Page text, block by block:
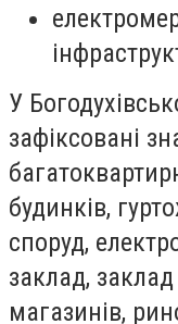
У
зафіксовані
будинків,
споруд,
заклад,
магазинів,